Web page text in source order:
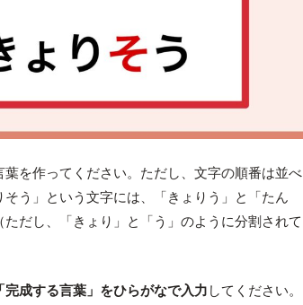
を作ってください。ただし、文字の順番は並べ
う」という文字には、「きょりう」と「たん
ただし、「きょり」と「う」のように分割されて
「完成する言葉」をひらがなで入力 してください。